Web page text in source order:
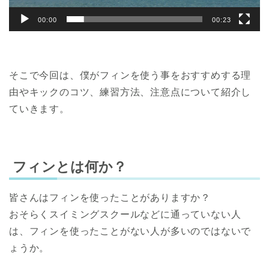
00:00 00:23
そこで今回は、僕がフィンを使う事をおすすめする理
由やキックのコツ、練習方法、注意点について紹介し
ていきます。
フィンとは何か？
皆さんはフィンを使ったことがありますか？
おそらくスイミングスクールなどに通っていない人
は、フィンを使ったことがない人が多いのではないで
ょうか。